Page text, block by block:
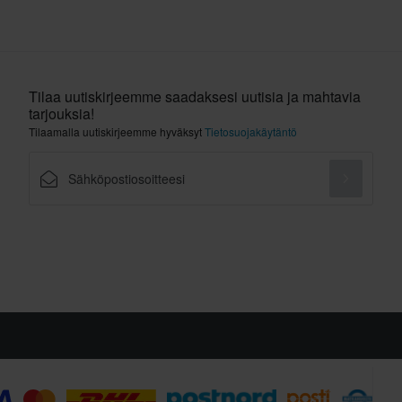
Tilaa uutiskirjeemme saadaksesi uutisia ja mahtavia
tarjouksia!
Tilaamalla uutiskirjeemme hyväksytTietosuojakäytäntö